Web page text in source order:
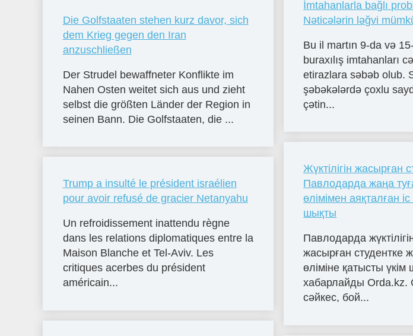
Die Golfstaaten stehen kurz davor, sich
dem Krieg gegen den Iran
anzuschließen
Der Strudel bewaffneter Konflikte im
Nahen Osten weitet sich aus und zieht
selbst die größten Länder der Region in
seinen Bann. Die Golfstaaten, die ...
Trump a insulté le président israélien
pour avoir refusé de gracier Netanyahu
Un refroidissement inattendu règne
dans les relations diplomatiques entre la
Maison Blanche et Tel-Aviv. Les
critiques acerbes du président
américain...
İmtahanlarla bağlı
Nəticələrin ləğvi
Bu il martın 9-da və
buraxılış imtahanları
etirazlara səbəb olub.
şəbəkələrdə çoxlu
çətin...
Жүктілігін жасырған
Павлодарда жаңа
өлімімен аяқталған
шықты
Павлодарда
жасырған студентке
өліміне қатысты
хабарлайды Orda.kz.
сәйкес, бой...